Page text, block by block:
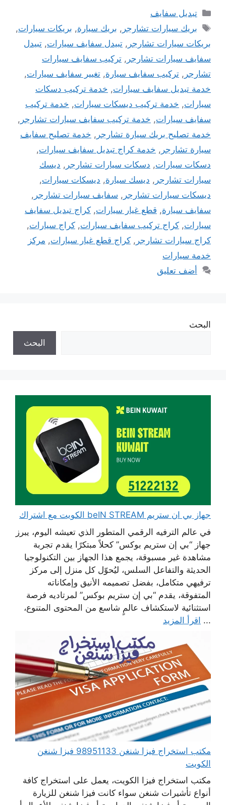
التصنيفات
تبديل سفايف
الوسوم
بريك سيارات تشارجر , بريك سيارة, بريكات سيارات,
بريكات سيارات تشارجر , تبيدل سفايف سيارات, تبيدل
سفايف سيارات تشارجر , تركيب سفايف سيارات
تشارجر , تركيب سفايف سيارة, تغيير سفايف سيارات,
خدمة تبديل سفايف سيارات, خدمة تركيب دسكات
سيارات, خدمة تركيب ديسكات سيارات, خدمة تركيب
سفايف سيارات, خدمة تركيب سفايف سيارات تشارجر ,
خدمة تصليح بريك سيارة تشارجر , خدمة تصليح سفايف
سيارة تشارجر , خدمة كراج تبديل سفايف سيارات,
دسكات سيارات, دسكات سيارات تشارجر , ديسك
سيارات تشارجر , ديسك سيارة, ديسكات سيارات,
ديسكات سيارات تشارجر , سفايف سيارات تشارجر ,
سفايف سيارة, قطع غيار سيارات, كراج تبديل سفايف
سيارات, كراج تركيب سفايف سيارات, كراج سيارات,
كراج سيارات تشارجر , كراج قطع غيار سيارات, مركز
خدمة سيارات
أضف تعليق
البحث
البحث
جهاز بي ان ستريم beIN STREAM الكويت مع اشتراك
في عالم الترفيه الرقمي المتطور الذي تعيشه اليوم، يبرز
جهاز “بي إن ستريم بوكس” كحلاً مبتكرًا يقدم تجربة
مشاهدة غير مسبوقة، يجمع هذا الجهاز بين التكنولوجيا
الحديثة والتفاعل السلس، ليُحوّل كل منزل إلى مركز
ترفيهي متكامل، بفضل تصميمه الأنيق وإمكاناته
المتفوقة، يقدم “بي إن ستريم بوكس” لمرتاديه فرصة
استثنائية لاستكشاف عالمٍ شاسع من المحتوى المتنوع،
... اقرأ المزيد
مكتب استخراج فيزا شنغن 98951133 فيزا شنغن
الكويت
مكتب استخراج فيزا الكويت، يعمل على استخراج كافة
أنواع تأشيرات شنغن سواء كانت فيزا شنغن للزيارة